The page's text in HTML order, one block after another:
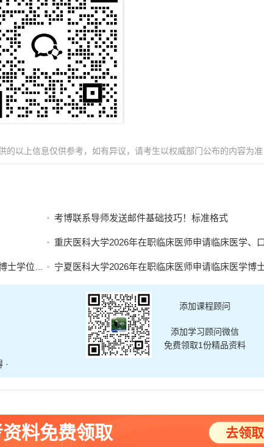
以上信息仅供参考，如有异议，请考生以权威部门公布的内容为准
考博联系导师发送邮件基础技巧！标准格式
重庆医科大学2026年在职临床医师申请临床医学、口腔医学博士专业学位
报名的通知 宁夏医科大学2026年在职临床医师申请临床医学博士专业学位招
·
添加课程顾问
添加学习顾问微信
免费领取1份精品资料
料免费领取 去领取